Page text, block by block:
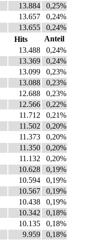
13.884
0,25%
13.657
0,24%
13.655
0,24%
Hits
Anteil
13.488
0,24%
13.369
0,24%
13.099
0,23%
13.088
0,23%
12.688
0,23%
12.566
0,22%
11.712
0,21%
11.502
0,20%
11.373
0,20%
11.350
0,20%
11.132
0,20%
10.628
0,19%
10.594
0,19%
10.567
0,19%
10.438
0,19%
10.342
0,18%
10.135
0,18%
9.959
0,18%